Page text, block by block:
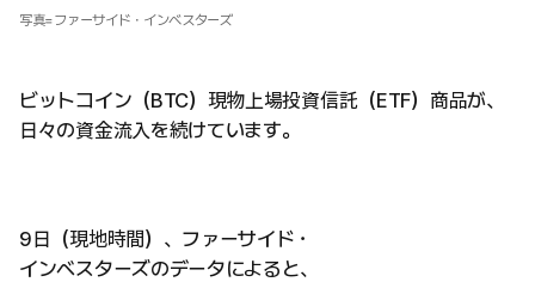
写真=ファーサイド・インベスターズ
ビットコイン（BTC）現物上場投資信託（ETF）商品が、
日々の資金流入を続けています。
9日（現地時間）、ファーサイド・
インベスターズのデータによると、